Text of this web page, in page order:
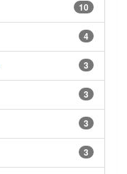
10
4
3
3
3
3